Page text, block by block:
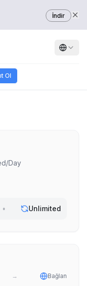
İndir
Ol
Day
• Unlimited
→ Bağlan